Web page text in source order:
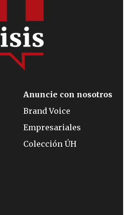
Anuncie con nosotros
Brand Voice
Empresariales
Colección ÚH